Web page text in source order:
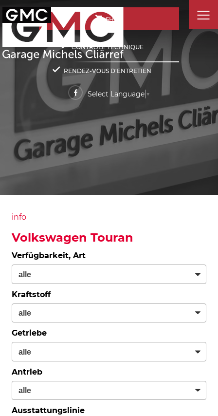
SHOP
CONTRÔLE TECHNIQUE
RENDEZ-VOUS D'ENTRETIEN
Select Language ▼
info
Volkswagen Touran
Verfügbarkeit, Art
Kraftstoff
Getriebe
Antrieb
Ausstattungslinie